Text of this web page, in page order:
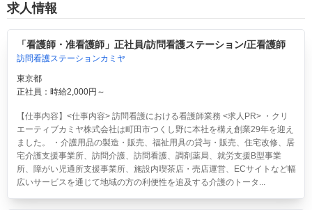
求人情報
「看護師・准看護師」正社員/訪問看護ステーション/正看護師
訪問看護ステーションカミヤ
東京都
正社員：時給2,000円～
【仕事内容】<仕事内容> 訪問看護における看護師業務 <求人PR> ・クリ
エーティブカミヤ株式会社は町田市つくし野に本社を構え創業29年を迎え
ました。 ・介護用品の製造・販売、福祉用具の貸与・販売、住宅改修、居
宅介護支援事業所、訪問介護、訪問看護、調剤薬局、就労支援B型事業
所、障がい児通所支援事業所、施設内喫茶店・売店運営、ECサイトなど幅
広いサービスを通じて地域の方の利便性を追及する介護のトータ...